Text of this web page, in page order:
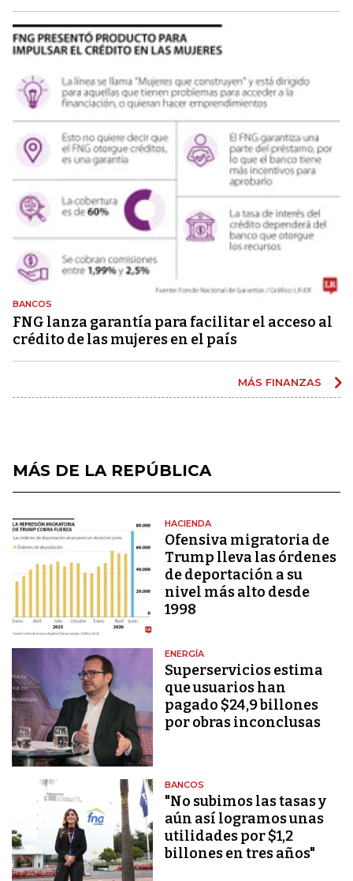
BANCOS
FNG lanza garantía para facilitar el acceso al
crédito de las mujeres en el país
MÁS FINANZAS
MÁS DE LA REPÚBLICA
HACIENDA
Ofensiva migratoria de
Trump lleva las órdenes
de deportación a su
nivel más alto desde
1998
ENERGÍA
Superservicios estima
que usuarios han
pagado $24,9 billones
por obras inconclusas
BANCOS
"No subimos las tasas y
aún así logramos unas
utilidades por $1,2
billones en tres años"